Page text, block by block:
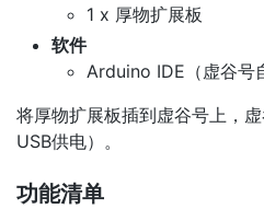
1 x 厚物扩展板
软件
Arduino IDE（虚谷号
将厚物扩展板插到虚谷号上，
USB供电）。
功能清单